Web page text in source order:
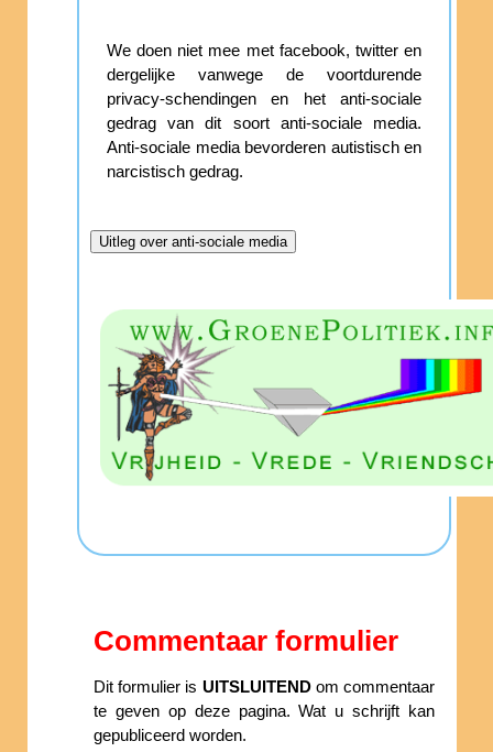
We doen niet mee met facebook, twitter en
dergelijke vanwege de voortdurende
privacy-schendingen en het anti-sociale
gedrag van dit soort anti-sociale media.
Anti-sociale media bevorderen autistisch en
narcistisch gedrag.
Commentaar formulier
Dit formulier is UITSLUITENDom commentaar
te geven op deze pagina. Wat u schrijft kan
gepubliceerd worden.